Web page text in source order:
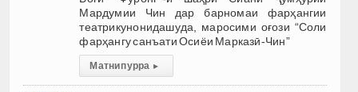
Мардумии Чин дар барномаи фарҳангии
театрикунонидашуда, маросими оғози “Соли
фарҳангу санъати Осиёи Марказӣ-Чин”
Матни пурра ▸